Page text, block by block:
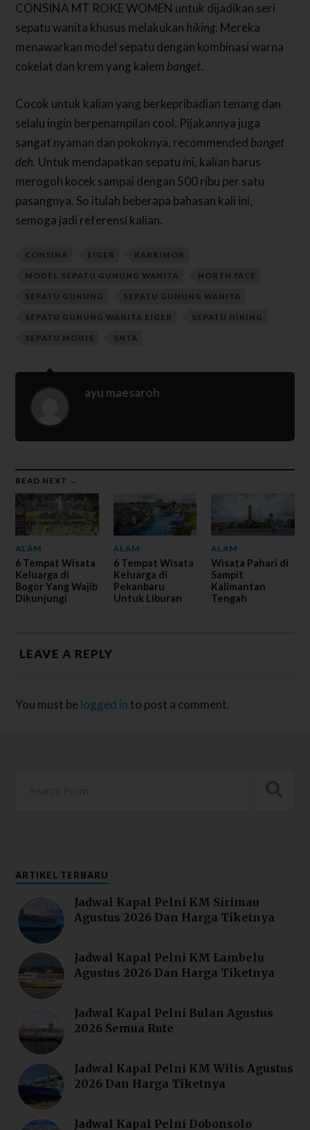
CONSINA MT ROKE WOMEN untuk dijadikan seri
sepatu wanita khusus melakukan hiking. Mereka
menawarkan model sepatu dengan kombinasi warna
cokelat dan krem yang kalem banget.
Cocok untuk kalian yang berkepribadian tenang dan
selalu ingin berpenampilan cool. Pijakannya juga
sangat nyaman dan pokoknya, recommended banget
deh. Untuk mendapatkan sepatu ini, kalian harus
merogoh kocek sampai dengan 500 ribu per satu
pasangnya. So itulah beberapa bahasan kali ini,
semoga jadi referensi kalian.
CONSINA EIGER KARRIMOR
MODEL SEPATU GUNUNG WANITA NORTH FACE
SEPATU GUNUNG SEPATU GUNUNG WANITA
SEPATU GUNUNG WANITA EIGER SEPATU HIKING
SEPATU MODIS SNTA
ayu maesaroh
READ NEXT →
ALAM
6 Tempat Wisata
Keluarga di
Bogor Yang Wajib
Dikunjungi
ALAM
6 Tempat Wisata
Keluarga di
Pekanbaru
Untuk Liburan
ALAM
Wisata Pahari di
Sampit
Kalimantan
Tengah
LEAVE A REPLY
You must be logged in to post a comment.
ARTIKEL TERBARU
Jadwal Kapal Pelni KM Sirimau
Agustus 2026 Dan Harga Tiketnya
Jadwal Kapal Pelni KM Lambelu
Agustus 2026 Dan Harga Tiketnya
Jadwal Kapal Pelni Bulan Agustus
2026 Semua Rute
Jadwal Kapal Pelni KM Wilis Agustus
2026 Dan Harga Tiketnya
Jadwal Kapal Pelni Dobonsolo